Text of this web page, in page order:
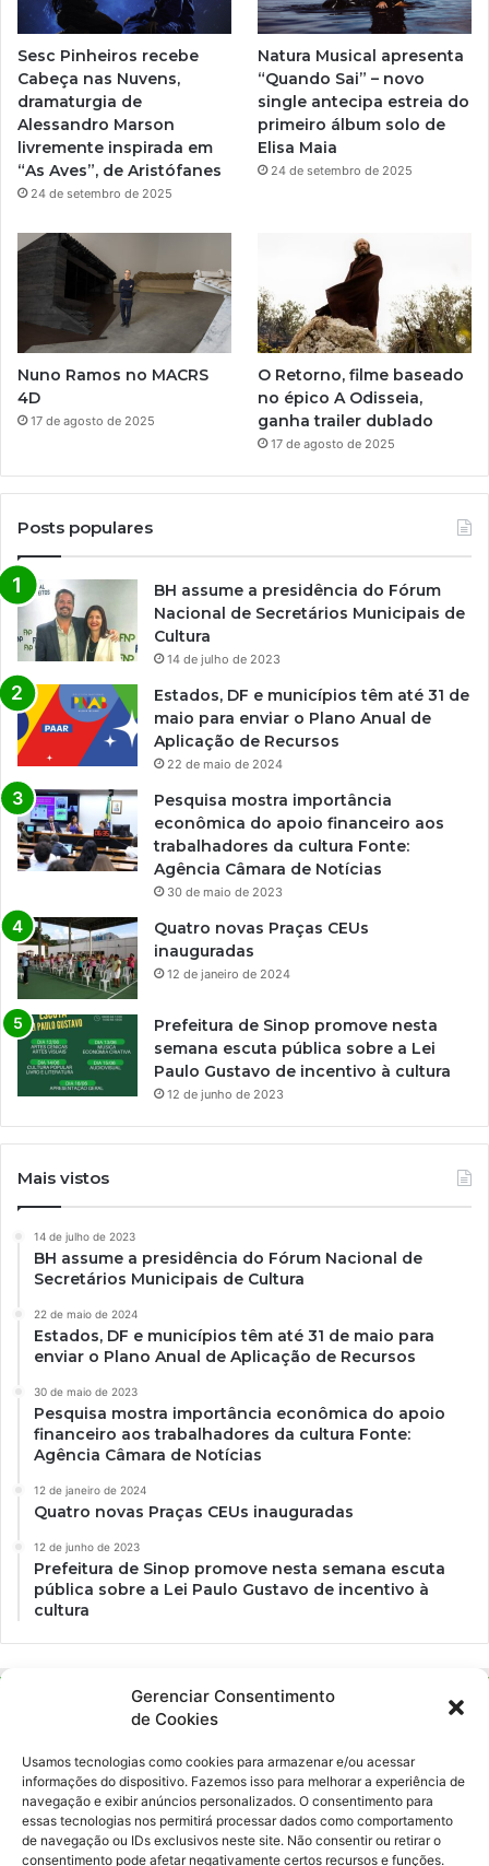
Gerenciar Consentimento
de Cookies
Usamos tecnologias como cookies para armazenar e/ou acessar
informações do dispositivo. Fazemos isso para melhorar a experiência de
navegação e exibir anúncios personalizados. O consentimento para
essas tecnologias nos permitirá processar dados como comportamento
de navegação ou IDs exclusivos neste site. Não consentir ou retirar o
consentimento pode afetar negativamente certos recursos e funções.
e
r
a
m
Sesc Pinheiros recebe
Cabeça nas Nuvens,
dramaturgia de
Alessandro Marson
livremente inspirada em
“As Aves”, de Aristófanes
24 de setembro de 2025
Natura Musical apresenta
“Quando Sai” – novo
single antecipa estreia do
primeiro álbum solo de
Elisa Maia
24 de setembro de 2025
Nuno Ramos no MACRS
4D
17 de agosto de 2025
O Retorno, filme baseado
no épico A Odisseia,
ganha trailer dublado
17 de agosto de 2025
Posts populares
BH assume a presidência do Fórum
Nacional de Secretários Municipais de
Cultura
14 de julho de 2023
Estados, DF e municípios têm até 31 de
maio para enviar o Plano Anual de
Aplicação de Recursos
22 de maio de 2024
Pesquisa mostra importância
econômica do apoio financeiro aos
trabalhadores da cultura Fonte:
Agência Câmara de Notícias
30 de maio de 2023
Quatro novas Praças CEUs
inauguradas
12 de janeiro de 2024
Prefeitura de Sinop promove nesta
semana escuta pública sobre a Lei
Paulo Gustavo de incentivo à cultura
12 de junho de 2023
Mais vistos
14 de julho de 2023
BH assume a presidência do Fórum Nacional de
Secretários Municipais de Cultura
22 de maio de 2024
Estados, DF e municípios têm até 31 de maio para
enviar o Plano Anual de Aplicação de Recursos
30 de maio de 2023
Pesquisa mostra importância econômica do apoio
financeiro aos trabalhadores da cultura Fonte:
Agência Câmara de Notícias
12 de janeiro de 2024
Quatro novas Praças CEUs inauguradas
12 de junho de 2023
Prefeitura de Sinop promove nesta semana escuta
pública sobre a Lei Paulo Gustavo de incentivo à
cultura
Ockara é uma plataforma multicultural e criativa. Nossa proposta é
oferecer o máximo de ferramentas para realizadores e